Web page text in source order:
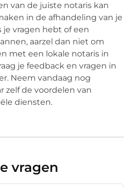
van de juiste notaris kan
in de afhandeling van je
je vragen hebt of een
aarzel dan niet om
met een lokale notaris in
je feedback en vragen in
Neem vandaag nog
zelf de voordelen van
diensten.
vragen